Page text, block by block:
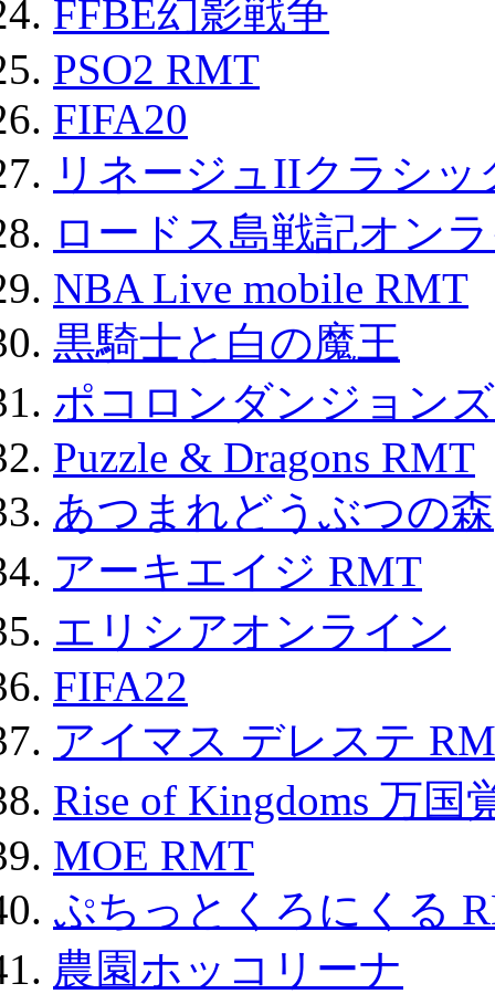
FFBE幻影戦争
PSO2 RMT
FIFA20
リネージュIIクラシ
ロードス島戦記オン
NBA Live mobile RMT
黒騎士と白の魔王
ポコロンダンジョン
Puzzle & Dragons RMT
あつまれどうぶつの森
アーキエイジ RMT
エリシアオンライン
FIFA22
アイマス デレステ
Rise of Kingdoms 万
MOE RMT
ぷちっとくろにくる
農園ホッコリーナ